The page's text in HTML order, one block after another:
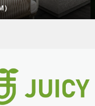
）